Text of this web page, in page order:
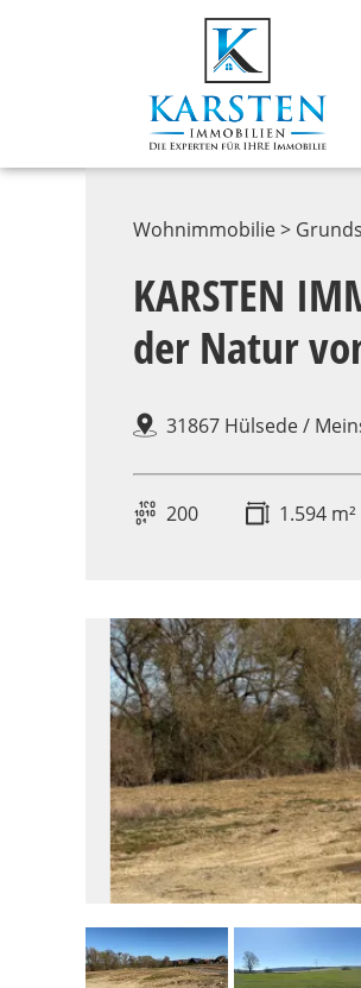
Wohnimmobilie >
KARSTEN
der Natur
31867 Hülsede /
200 1.594 m²